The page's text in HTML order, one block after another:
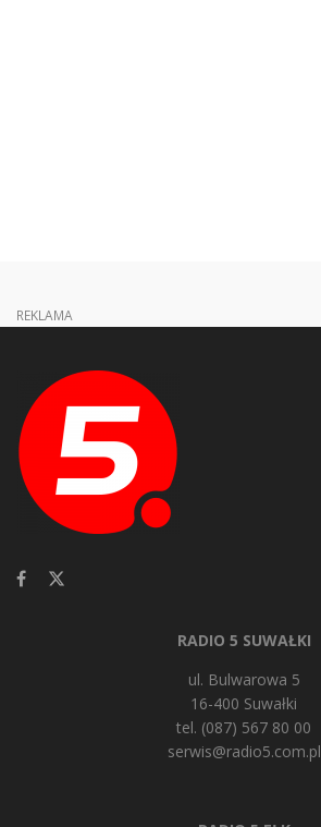
REKLAMA
RADIO 5 SUWAŁKI
ul. Bulwarowa 5
16-400 Suwałki
tel. (087) 567 80 00
serwis@radio5.com.pl